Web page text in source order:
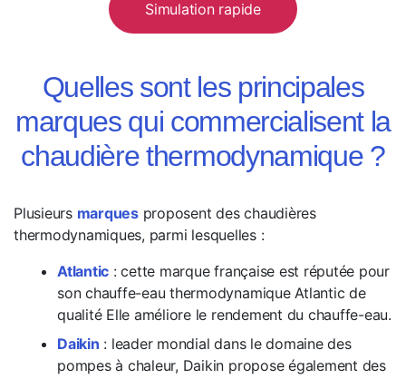
Simulation rapide
Quelles sont les principales
marques qui commercialisent la
chaudière thermodynamique ?
Plusieurs marquesproposent des chaudières
thermodynamiques, parmi lesquelles :
Atlantic : cette marque française est réputée pour
son chauffe-eau thermodynamique Atlantic de
qualité Elle améliore le rendement du chauffe-eau.
Daikin : leader mondial dans le domaine des
pompes à chaleur, Daikin propose également des